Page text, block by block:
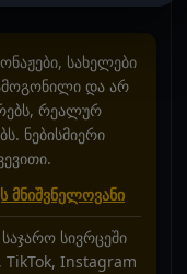
სახელები
და არ
რეალურ
ნებისმიერი
მნიშვნელოვანი
სივრცეში
TikTok, Instagram